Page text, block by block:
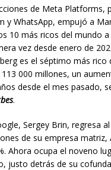
de Meta Platforms,
y WhatsApp, empujó a
10 más ricos del mundo a
vez desde enero de
es el séptimo más rico
000 millones, un
desde el mes pasado,
.
Sergey Brin, regresa
de su empresa matriz,
Ahora ocupa el noveno
justo detrás de su